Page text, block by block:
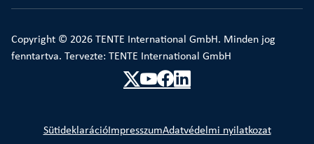
Copyright © 2026 TENTE International GmbH. Minden jog
fenntartva. Tervezte: TENTE International GmbH
SütideklarációImpresszumAdatvédelmi nyilatkozat